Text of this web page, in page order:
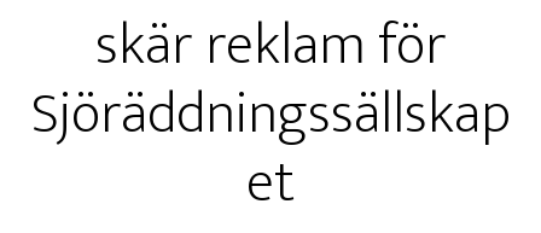
skär reklam för
Sjöräddningssällskap
et